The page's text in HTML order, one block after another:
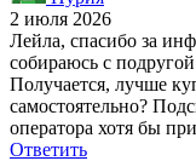
2 июля 2026
Лейла, спасибо за
собираюсь с
Получается, лучше
самостоятельно?
оператора хотя бы
Ответить